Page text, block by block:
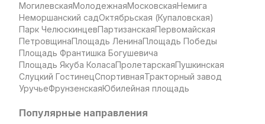
МогилевскаяМолодежнаяМосковскаяНемига
Неморшанский садОктябрьская (Купаловская)
Парк ЧелюскинцевПартизанскаяПервомайская
ПетровщинаПлощадь ЛенинаПлощадь Победы
Площадь Франтишка Богушевича
Площадь Якуба КоласаПролетарскаяПушкинская
Слуцкий ГостинецСпортивнаяТракторный завод
УручьеФрунзенскаяЮбилейная площадь
Популярные направления